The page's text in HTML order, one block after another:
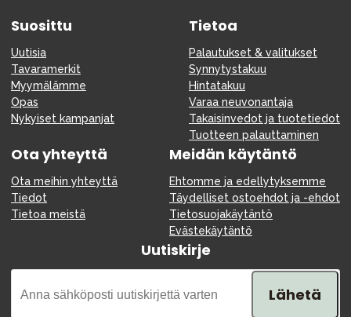
Suosittu
Uutisia
Tavaramerkit
Myymälämme
Opas
Nykyiset kampanjat
Tietoa
Palautukset & valitukset
Synnytystakuu
Hintatakuu
Varaa neuvonantaja
Takaisinvedot ja tuotetiedot
Tuotteen palauttaminen
Ota yhteyttä
Ota meihin yhteyttä
Tiedot
Tietoa meistä
Meidän käytäntö
Ehtomme ja edellytyksemme
Täydelliset ostoehdot ja -ehdot
Tietosuojakäytäntö
Evästekäytäntö
Uutiskirje
Lähetä
Kampanjat
Lahjavinkkejä
Suosikit
Tavaramerkit
Outlet
Opas
Ota meihin yhteyttä osoitteessa
Myymälämme